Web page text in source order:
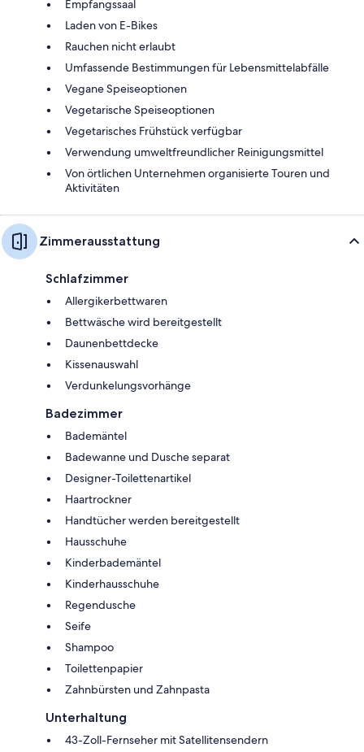
Empfangssaal
Laden von E-Bikes
Rauchen nicht erlaubt
Umfassende Bestimmungen für Lebensmittelabfälle
Vegane Speiseoptionen
Vegetarische Speiseoptionen
Vegetarisches Frühstück verfügbar
Verwendung umweltfreundlicher Reinigungsmittel
Von örtlichen Unternehmen organisierte Touren und
Aktivitäten
Zimmerausstattung
Schlafzimmer
Allergikerbettwaren
Bettwäsche wird bereitgestellt
Daunenbettdecke
Kissenauswahl
Verdunkelungsvorhänge
Badezimmer
Bademäntel
Badewanne und Dusche separat
Designer-Toilettenartikel
Haartrockner
Handtücher werden bereitgestellt
Hausschuhe
Kinderbademäntel
Kinderhausschuhe
Regendusche
Seife
Shampoo
Toilettenpapier
Zahnbürsten und Zahnpasta
Unterhaltung
43-Zoll-Fernseher mit Satellitensendern